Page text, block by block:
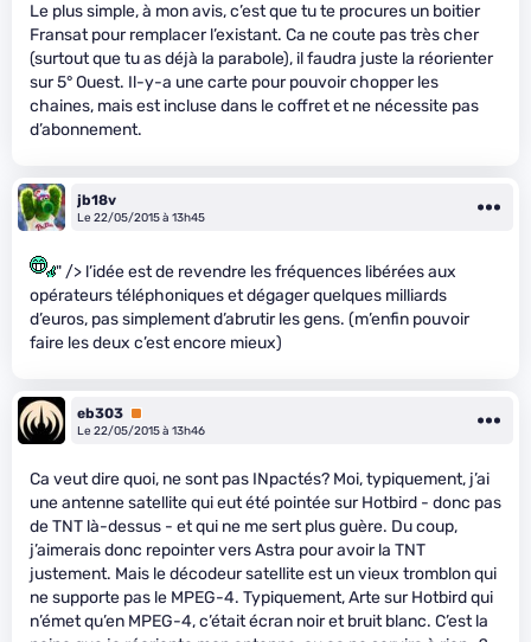
Le plus simple, à mon avis, c’est que tu te procures un boitier
Fransat pour remplacer l’existant. Ca ne coute pas très cher
(surtout que tu as déjà la parabole), il faudra juste la réorienter
sur 5° Ouest. Il-y-a une carte pour pouvoir chopper les
chaines, mais est incluse dans le coffret et ne nécessite pas
d’abonnement.
jb18v
Le 22/05/2015 à 13h45
" /> l’idée est de revendre les fréquences libérées aux
opérateurs téléphoniques et dégager quelques milliards
d’euros, pas simplement d’abrutir les gens. (m’enfin pouvoir
faire les deux c’est encore mieux)
eb303 Premium
Le 22/05/2015 à 13h46
Ca veut dire quoi, ne sont pas INpactés? Moi, typiquement, j’ai
une antenne satellite qui eut été pointée sur Hotbird - donc pas
de TNT là-dessus - et qui ne me sert plus guère. Du coup,
j’aimerais donc repointer vers Astra pour avoir la TNT
justement. Mais le décodeur satellite est un vieux tromblon qui
ne supporte pas le MPEG-4. Typiquement, Arte sur Hotbird qui
n’émet qu’en MPEG-4, c’était écran noir et bruit blanc. C’est la